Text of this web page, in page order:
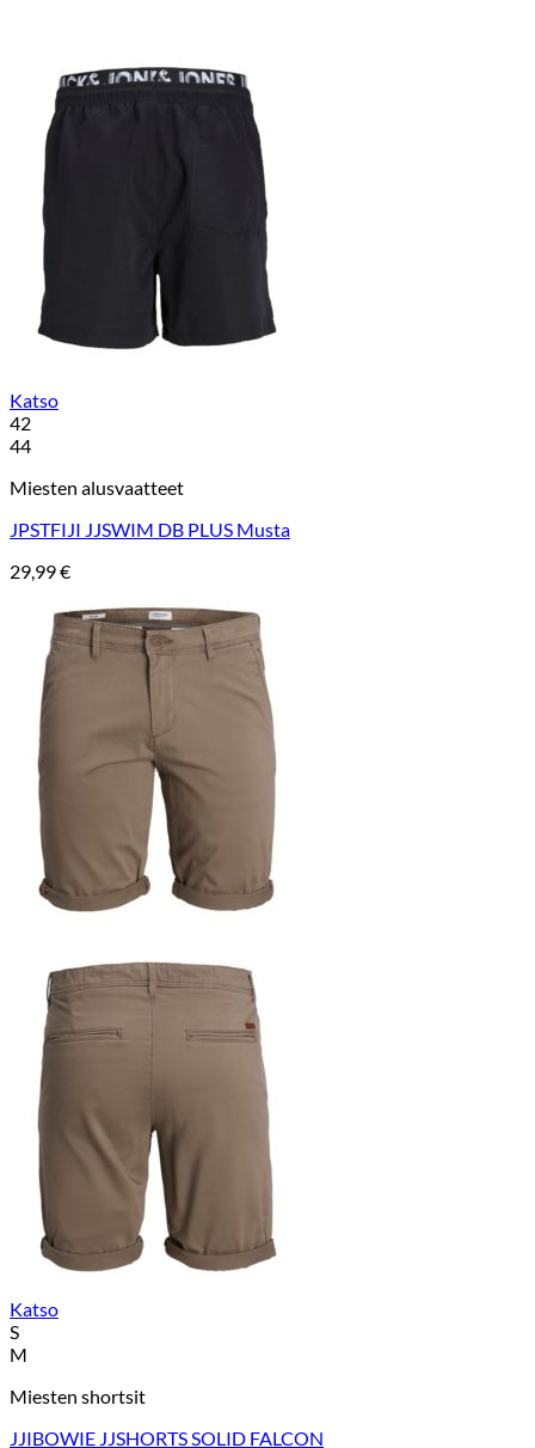
Katso
42
44
Miesten alusvaatteet
JPSTFIJI JJSWIM DB PLUS Musta
29,99€
Katso
S
M
Miesten shortsit
JJIBOWIE JJSHORTS SOLID FALCON